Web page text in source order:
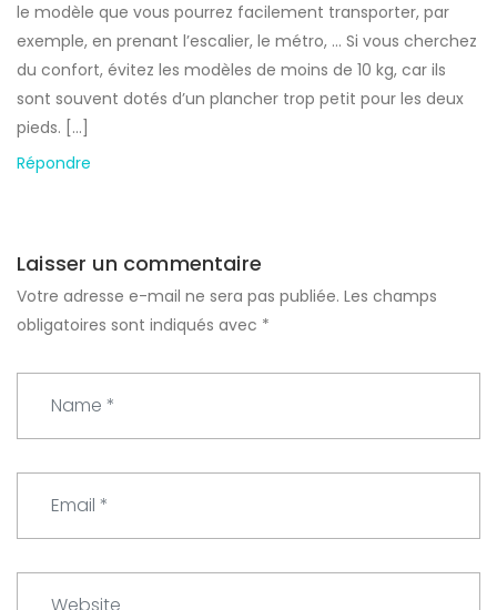
le modèle que vous pourrez facilement transporter, par
exemple, en prenant l’escalier, le métro, … Si vous cherchez
du confort, évitez les modèles de moins de 10 kg, car ils
sont souvent dotés d’un plancher trop petit pour les deux
pieds. […]
Répondre
Laisser un commentaire
Votre adresse e-mail ne sera pas publiée. Les champs
obligatoires sont indiqués avec *
m
e
a
i